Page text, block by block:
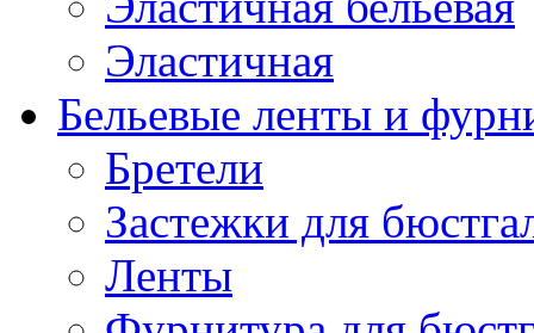
Эластичная
Бельевые ленты и
Бретели
Застежки для
Ленты